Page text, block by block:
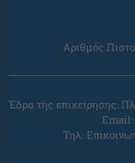
Αριθμός
Έδρα της επιχείρησης:
Email:
Τηλ.